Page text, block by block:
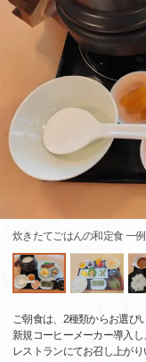
炊きたてごはんの和定食 一例
ご朝食は、2種類からお選び
新規コーヒーメーカー導入
レストランにてお召し上がり